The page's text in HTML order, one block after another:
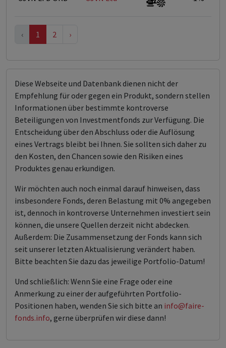
‹ 1 2 ›
Diese Webseite und Datenbank dienen nicht der
Empfehlung für oder gegen ein Produkt, sondern stellen
Informationen über bestimmte kontroverse
Beteiligungen von Investmentfonds zur Verfügung. Die
Entscheidung über den Abschluss oder die Auflösung
eines Vertrags bleibt bei Ihnen. Sie sollten sich daher zu
den Kosten, den Chancen sowie den Risiken eines
Produktes genau erkundigen.
Wir möchten auch noch einmal darauf hinweisen, dass
insbesondere Fonds, deren Belastung mit 0% angegeben
ist, dennoch in kontroverse Unternehmen investiert sein
können, die unsere Quellen derzeit nicht abdecken.
Außerdem: Die Zusammensetzung der Fonds kann sich
seit unserer letzten Aktualisierung verändert haben.
Bitte beachten Sie dazu das jeweilige Portfolio-Datum!
Und schließlich: Wenn Sie eine Frage oder eine
Anmerkung zu einer der aufgeführten Portfolio-
Positionen haben, wenden Sie sich bitte an info@faire-
fonds.info, gerne überprüfen wir diese dann!